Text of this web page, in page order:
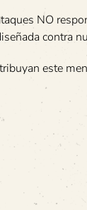
NO
contra
este